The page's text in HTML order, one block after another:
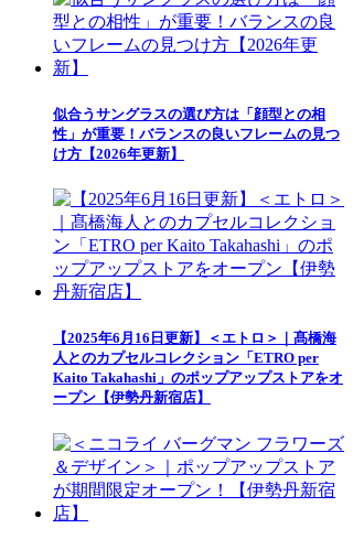
似合うサングラスの選び方は「顔型との相
性」が重要！バランスの良いフレームの見つ
け方【2026年更新】
【2025年6月16日更新】＜エトロ＞｜髙橋海
人とのカプセルコレクション「ETRO per
Kaito Takahashi」のポップアップストアをオ
ープン【伊勢丹新宿店】